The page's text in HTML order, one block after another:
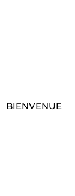
BIENVENUE